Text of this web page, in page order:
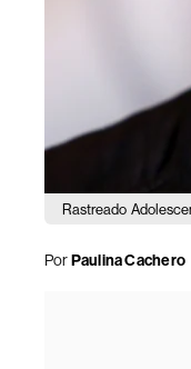
Rastreado
PorPaulina Cachero